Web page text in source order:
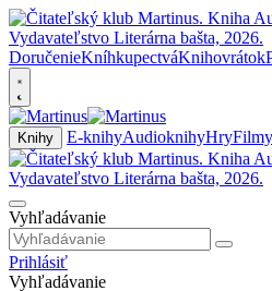
DoručenieKníhkupectváKnihovrátok
Knihy E-knihyAudioknihyHryFilmy
Vyhľadávanie
Prihlásiť
Vyhľadávanie